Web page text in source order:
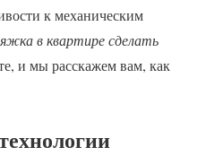
к механическим
в квартире сделать
и мы расскажем вам, как